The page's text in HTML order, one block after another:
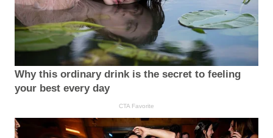
Why this ordinary drink is the secret to feeling
your best every day
CTA Favorite